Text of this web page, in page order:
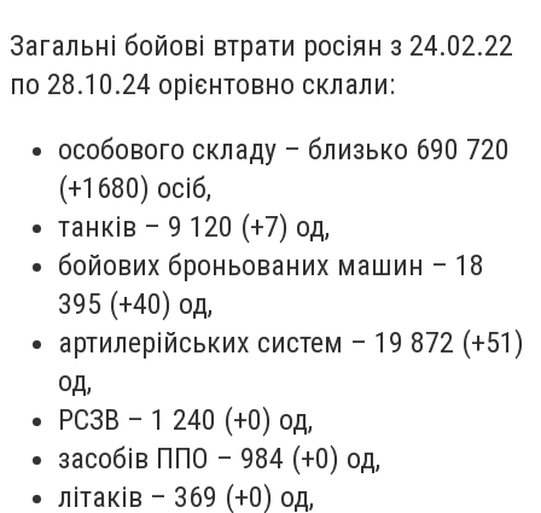
Загальні бойові втрати росіян з 24.02.22
по 28.10.24 орієнтовно склали:
особового складу – близько 690 720
(+1680) осіб,
танків – 9 120 (+7) од,
бойових броньованих машин – 18
395 (+40) од,
артилерійських систем – 19 872 (+51)
од,
РСЗВ – 1 240 (+0) од,
засобів ППО – 984 (+0) од,
літаків – 369 (+0) од,